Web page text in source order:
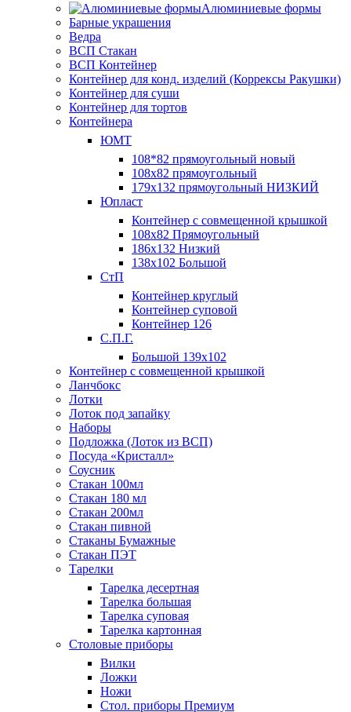
Алюминиевые формы
Барные украшения
Ведра
ВСП Стакан
ВСП Контейнер
Контейнер для конд. изделий (Коррексы Ракушки)
Контейнер для суши
Контейнер для тортов
Контейнера
ЮМТ
108*82 прямоугольный новый
108х82 прямоугольный
179х132 прямоугольный НИЗКИЙ
Юпласт
Контейнер с совмещенной крышкой
108х82 Прямоугольный
186х132 Низкий
138х102 Большой
СтП
Контейнер круглый
Контейнер суповой
Контейнер 126
С.П.Г.
Большой 139х102
Контейнер с совмещенной крышкой
Ланчбокс
Лотки
Лоток под запайку
Наборы
Подложка (Лоток из ВСП)
Посуда «Кристалл»
Соусник
Стакан 100мл
Стакан 180 мл
Стакан 200мл
Стакан пивной
Стаканы Бумажные
Стакан ПЭТ
Тарелки
Тарелка десертная
Тарелка большая
Тарелка суповая
Тарелка картонная
Столовые приборы
Вилки
Ложки
Ножи
Стол. приборы Премиум